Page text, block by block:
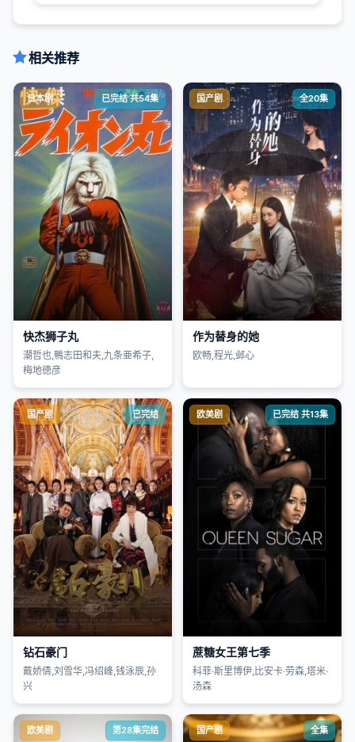
相关推荐
日本剧 已完结 共54集
快杰狮子丸
潮哲也,鴨志田和夫,九条亜希子,
梅地徳彦
国产剧 全20集
作为替身的她
欧畅,程光,邺心
国产剧 已完结
钻石豪门
戴娇倩,刘雪华,冯绍峰,钱泳辰,孙
兴
欧美剧 已完结 共13集
蔗糖女王第七季
科菲·斯里博伊,比安卡·劳森,塔米·
汤森
欧美剧 第28集完结 国产剧 全集